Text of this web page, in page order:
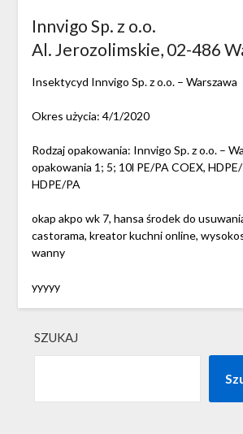
Innvigo Sp. z o.o.
Al. Jerozolimskie, 02-486
Insektycyd Innvigo Sp. z o.o. – Warszawa
Okres użycia: 4/1/2020
Rodzaj opakowania: Innvigo Sp. z o.o. –
opakowania 1; 5; 10l PE/PA COEX,
HDPE/PA
okap akpo wk 7, hansa środek do
castorama, kreator kuchni online,
wanny
yyyyy
SZUKAJ